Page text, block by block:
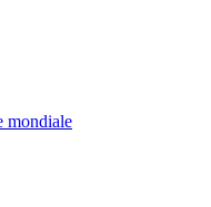
mondiale